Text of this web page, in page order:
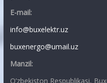
E-mail:
info@buxelektr.uz
buxenergo@umail.uz
Manzil:
O’zbekiston Respublikasi,